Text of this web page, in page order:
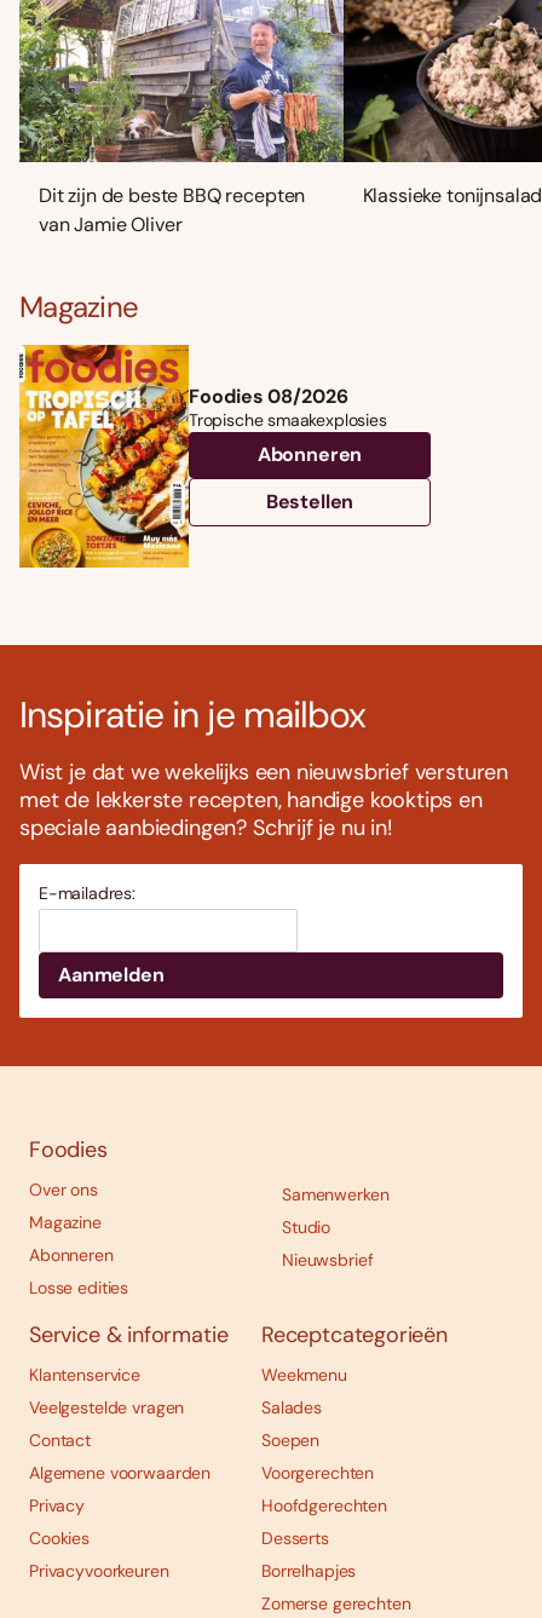
Dit zijn de beste BBQ recepten
van Jamie Oliver
Klassieke
Magazine
Foodies 08/2026
Tropische smaakexplosies
Abonneren
Bestellen
Inspiratie in je mailbox
Wist je dat we wekelijks een nieuwsbrief versturen
met de lekkerste recepten, handige kooktips en
speciale aanbiedingen? Schrijf je nu in!
E-mailadres:
Foodies
Over ons
Magazine
Abonneren
Losse edities
Samenwerken
Studio
Nieuwsbrief
Service & informatie
Klantenservice
Veelgestelde vragen
Contact
Algemene voorwaarden
Privacy
Cookies
Privacyvoorkeuren
Receptcategorieën
Weekmenu
Salades
Soepen
Voorgerechten
Hoofdgerechten
Desserts
Borrelhapjes
Zomerse gerechten